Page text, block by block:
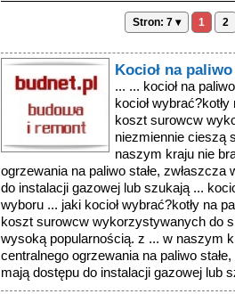
Stron: 7 ▾ 1 2
Kocioł na
... ... kocioł na
kocioł
koszt surowcw
niezmiennie cieszą
naszym kraju nie
ogrzewania na paliwo stałe,
do instalacji gazowej lub szukają ...
wyboru ... jaki kocioł wybrać?kotły na
koszt surowcw wykorzystywanych do
wysoką popularnością. z ... w naszym
centralnego ogrzewania na paliwo
mają dostępu do instalacji gazowej lub